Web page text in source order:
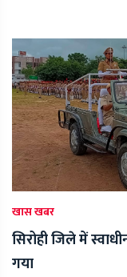
खास खबर
सिरोही जिले में
गया